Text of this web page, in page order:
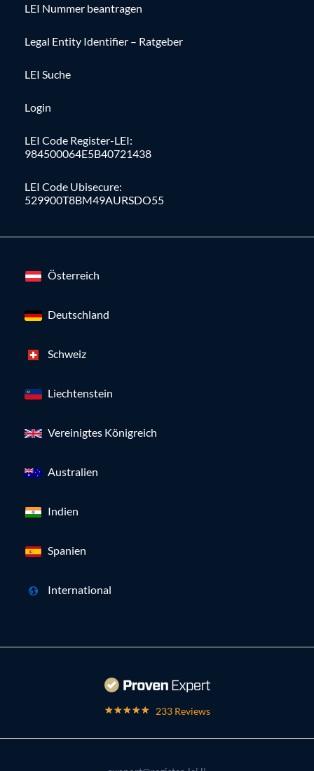
LEI Nummer beantragen
Legal Entity Identifier – Ratgeber
LEI Suche
Login
LEI Code Register-LEI:
984500064E5B40721438
LEI Code Ubisecure:
529900T8BM49AURSDO55
Österreich
Deutschland
Schweiz
Liechtenstein
Vereinigtes Königreich
Australien
Indien
Spanien
International
233 Reviews